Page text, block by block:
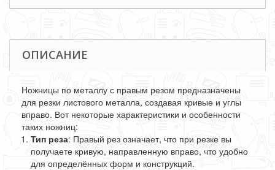
ОПИСАНИЕ
Ножницы по металлу с правым резом предназначены
для резки листового металла, создавая кривые и углы
вправо. Вот некоторые характеристики и особенности
таких ножниц:
Тип реза: Правый рез означает, что при резке вы
получаете кривую, направленную вправо, что удобно
для определённых форм и конструкций.